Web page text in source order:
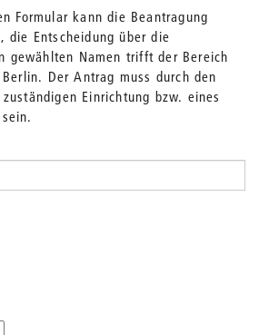
Formular kann die Beantragung
die Entscheidung über die
gewählten Namen trifft der Bereich
Der Antrag muss durch den
Einrichtung bzw. eines